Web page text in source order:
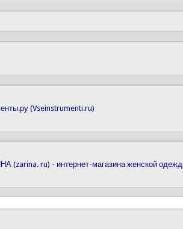
(Vseinstrumenti.ru)
(zarina. ru) - интернет-магазина женской